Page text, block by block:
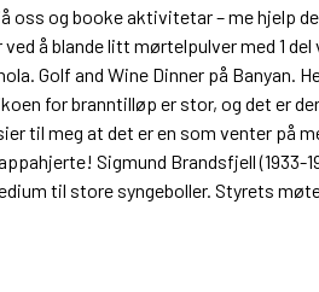
oss og booke aktivitetar – me hjelp
å blande litt mørtelpulver med 1 del
Golf and Wine Dinner på Banyan.
for branntilløp er stor, og det er
til meg at det er en som venter på
Sigmund Brandsfjell (1933-
til store syngeboller. Styrets